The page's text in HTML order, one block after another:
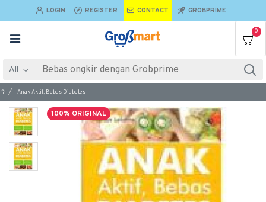
LOGIN REGISTER CONTACT GROBPRIME
0
All
Anak Aktif, Bebas Diabetes
100% ORIGINAL